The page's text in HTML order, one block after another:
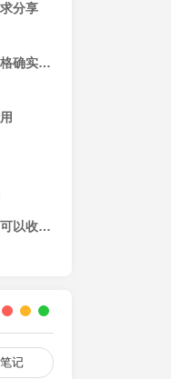
分享
确实不
以收我
记